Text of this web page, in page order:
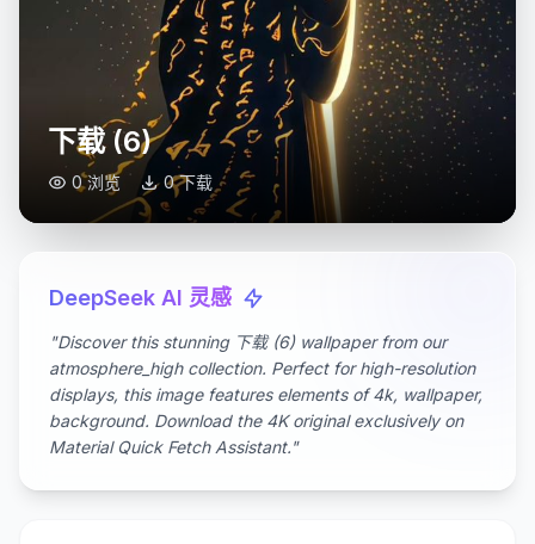
下载 (6)
0 浏览 0 下载
DeepSeek AI 灵感
"Discover this stunning 下载 (6) wallpaper from our
atmosphere_high collection. Perfect for high-resolution
displays, this image features elements of 4k, wallpaper,
background. Download the 4K original exclusively on
Material Quick Fetch Assistant."